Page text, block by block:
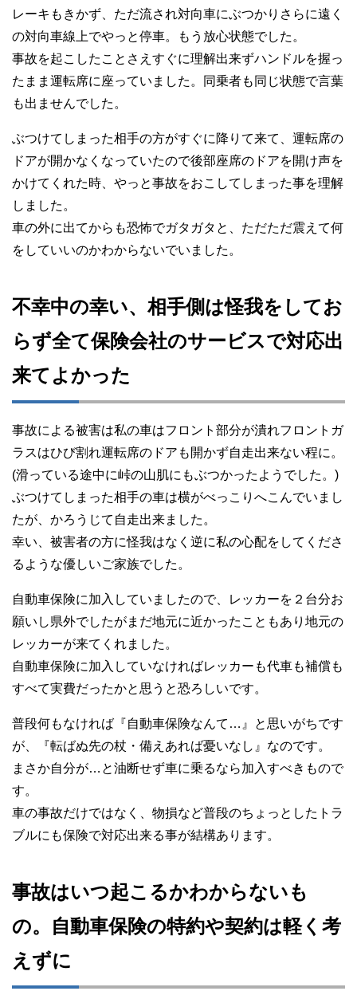
レーキもきかず、ただ流され対向車にぶつかりさらに遠く
の対向車線上でやっと停車。もう放心状態でした。
事故を起こしたことさえすぐに理解出来ずハンドルを握っ
たまま運転席に座っていました。同乗者も同じ状態で言葉
も出ませんでした。
ぶつけてしまった相手の方がすぐに降りて来て、運転席の
ドアが開かなくなっていたので後部座席のドアを開け声を
かけてくれた時、やっと事故をおこしてしまった事を理解
しました。
車の外に出てからも恐怖でガタガタと、ただただ震えて何
をしていいのかわからないでいました。
不幸中の幸い、相手側は怪我をしてお
らず全て保険会社のサービスで対応出
来てよかった
事故による被害は私の車はフロント部分が潰れフロントガ
ラスはひび割れ運転席のドアも開かず自走出来ない程に。
(滑っている途中に峠の山肌にもぶつかったようでした。)
ぶつけてしまった相手の車は横がべっこりへこんでいまし
たが、かろうじて自走出来ました。
幸い、被害者の方に怪我はなく逆に私の心配をしてくださ
るような優しいご家族でした。
自動車保険に加入していましたので、レッカーを２台分お
願いし県外でしたがまだ地元に近かったこともあり地元の
レッカーが来てくれました。
自動車保険に加入していなければレッカーも代車も補償も
すべて実費だったかと思うと恐ろしいです。
普段何もなければ『自動車保険なんて…』と思いがちです
が、『転ばぬ先の杖・備えあれば憂いなし』なのです。
まさか自分が…と油断せず車に乗るなら加入すべきもので
す。
車の事故だけではなく、物損など普段のちょっとしたトラ
ブルにも保険で対応出来る事が結構あります。
事故はいつ起こるかわからないも
の。自動車保険の特約や契約は軽く考
えずに